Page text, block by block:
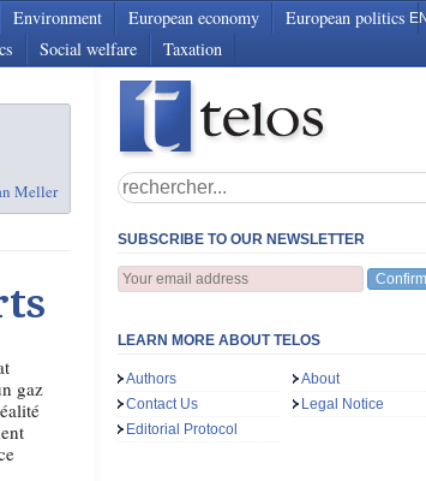
Environment European economy
European politics
Social welfare Taxation
EN
Meller
gaz
SUBSCRIBE TO OUR NEWSLETTER
LEARN MORE ABOUT TELOS
Authors
About
Contact Us
Legal Notice
Editorial Protocol